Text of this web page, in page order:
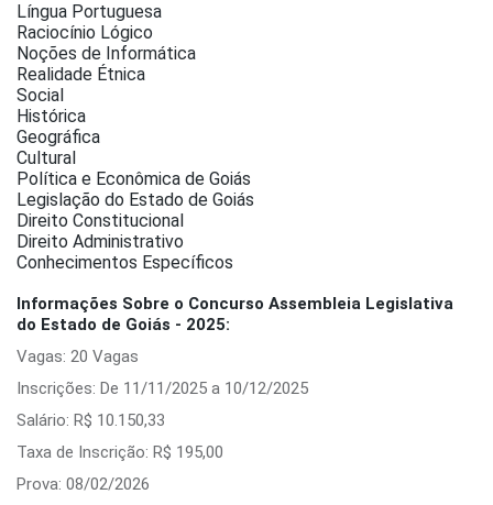
Língua Portuguesa
Raciocínio Lógico
Noções de Informática
Realidade Étnica
Social
Histórica
Geográfica
Cultural
Política e Econômica de Goiás
Legislação do Estado de Goiás
Direito Constitucional
Direito Administrativo
Conhecimentos Específicos
Informações Sobre o Concurso Assembleia Legislativa
do Estado de Goiás - 2025:
Vagas: 20 Vagas
Inscrições: De 11/11/2025 a 10/12/2025
Salário: R$ 10.150,33
Taxa de Inscrição: R$ 195,00
Prova: 08/02/2026